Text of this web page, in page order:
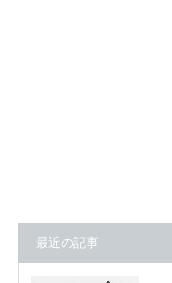
最近の記事